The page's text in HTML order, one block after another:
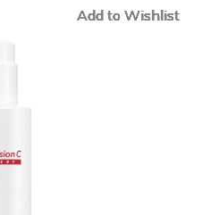
Add to Wishlist
Add to Wishlist
Add to Wishlist
Add to Wishlist
Add to Wishlist
Add to Wishlist
Add to Wishlist
Add to Wishlist
Add to Wishlist
Add to Wishlist
Add to Wishlist
Add to Wishlist